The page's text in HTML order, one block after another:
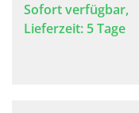
Sofort verfügbar,
Lieferzeit: 5 Tage